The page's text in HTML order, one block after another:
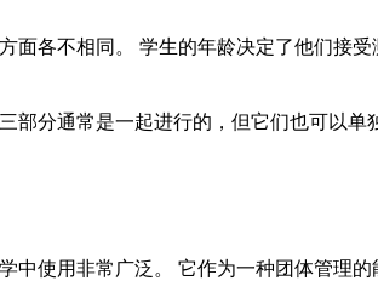
面各不相同。 学生的年龄决定了他们接
部分通常是一起进行的，但它们也可以
使用非常广泛。 它作为一种团体管理